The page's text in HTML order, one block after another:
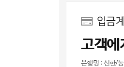
입금
고객에
은행명 : 신한/